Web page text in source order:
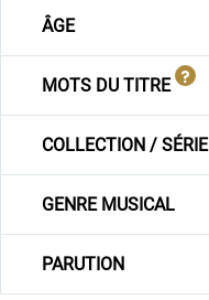
ÂGE
MOTS DU TITRE
COLLECTION / SÉRIE
GENRE MUSICAL
PARUTION